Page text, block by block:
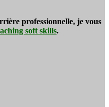
professionnelle, je vous
soft skills.